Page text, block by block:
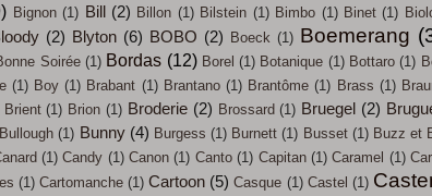
Bignon (1) Bill (2) Billon (1) Bilstein (1) Bimbo (1) Binet (1)
(2) Blyton (6) BOBO (2) Boeck (1) Boemerang
Soirée (1) Bordas (12) Borel (1) Botanique (1) Bottaro (1)
(1) Boy (1) Brabant (1) Brantano (1) Brantôme (1) Brass (1)
Brient (1) Brion (1) Broderie (2) Brossard (1) Bruegel (2)
Bullough (1) Bunny (4) Burgess (1) Burnett (1) Busset (1) Buzz et
(1) Candy (1) Canon (1) Canto (1) Capitan (1) Caramel (1)
(1) Cartomanche (1) Cartoon (5) Casque (1) Castel (1)